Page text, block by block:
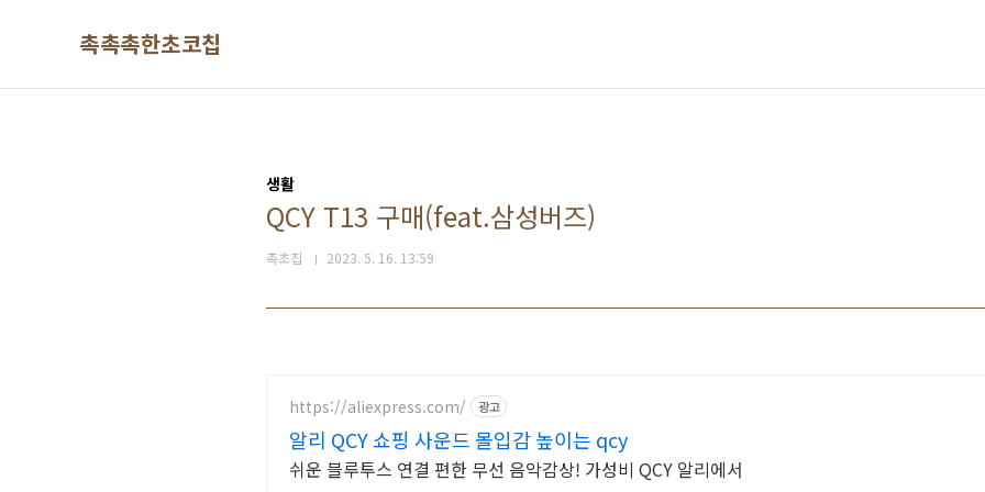
촉촉촉한초코칩
생활
QCY T13 구매(feat.삼성버즈)
촉초칩 2023. 5. 16. 13:59
https://aliexpress.com/ 광고
알리 QCY 쇼핑 사운드 몰입감 높이는 qcy
쉬운 블루투스 연결 편한 무선 음악감상! 가성비 QCY 알리에서